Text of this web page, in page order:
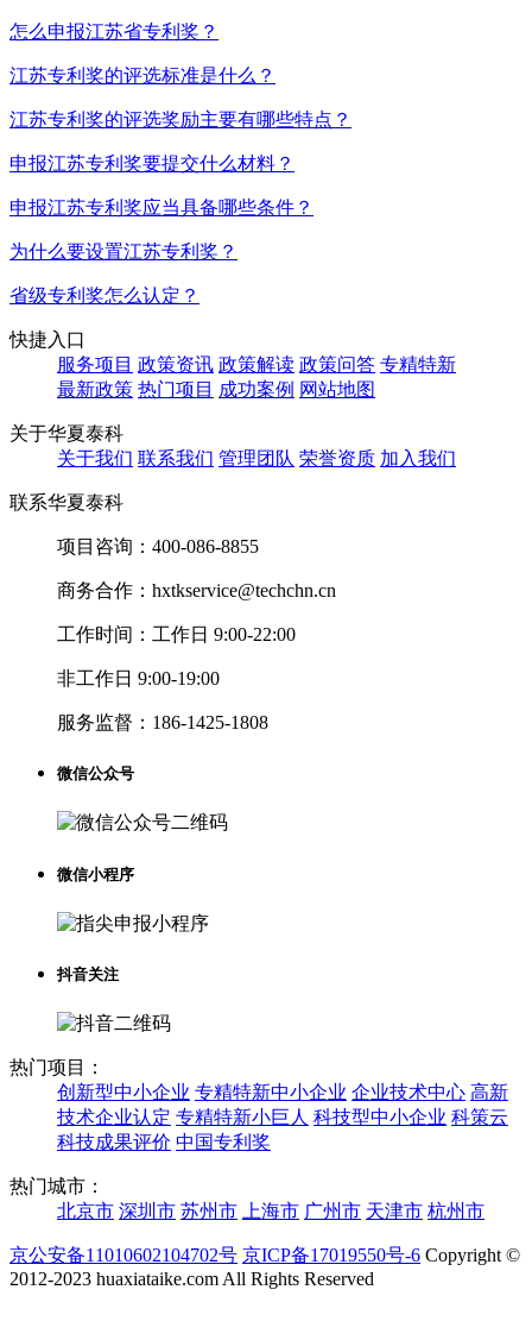
怎么申报江苏省专利奖？
江苏专利奖的评选标准是什么？
江苏专利奖的评选奖励主要有哪些特点？
申报江苏专利奖要提交什么材料？
申报江苏专利奖应当具备哪些条件？
为什么要设置江苏专利奖？
省级专利奖怎么认定？
快捷入口
服务项目 政策资讯 政策解读 政策问答 专精特新
最新政策 热门项目 成功案例 网站地图
关于华夏泰科
关于我们 联系我们 管理团队 荣誉资质 加入我们
联系华夏泰科
项目咨询： 400-086-8855
商务合作： hxtkservice@techchn.cn
工作时间： 工作日 9:00-22:00
非工作日 9:00-19:00
服务监督： 186-1425-1808
微信公众号
微信小程序
抖音关注
热门项目：
创新型中小企业 专精特新中小企业 企业技术中心 高新
技术企业认定 专精特新小巨人 科技型中小企业 科策云
科技成果评价 中国专利奖
热门城市：
北京市 深圳市 苏州市 上海市 广州市 天津市 杭州市
京公安备11010602104702号 京ICP备17019550号-6 Copyright ©
2012-2023 huaxiataike.com All Rights Reserved